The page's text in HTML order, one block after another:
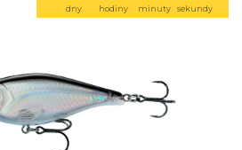
dny hodiny minuty sekundy